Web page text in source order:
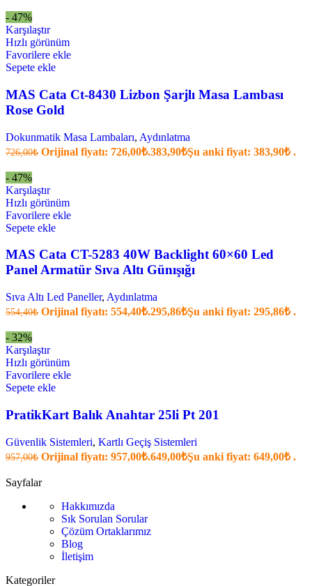
- 47%
Karşılaştır
Hızlı görünüm
Favorilere ekle
Sepete ekle
MAS Cata Ct-8430 Lizbon Şarjlı Masa Lambası
Rose Gold
Dokunmatik Masa Lambaları, Aydınlatma
726,00₺ Orijinal fiyatı: 726,00₺.383,90₺Şu anki fiyat: 383,90₺ .
- 47%
Karşılaştır
Hızlı görünüm
Favorilere ekle
Sepete ekle
MAS Cata CT-5283 40W Backlight 60×60 Led
Panel Armatür Sıva Altı Günışığı
Sıva Altı Led Paneller, Aydınlatma
554,40₺ Orijinal fiyatı: 554,40₺.295,86₺Şu anki fiyat: 295,86₺ .
- 32%
Karşılaştır
Hızlı görünüm
Favorilere ekle
Sepete ekle
PratikKart Balık Anahtar 25li Pt 201
Güvenlik Sistemleri, Kartlı Geçiş Sistemleri
957,00₺ Orijinal fiyatı: 957,00₺.649,00₺Şu anki fiyat: 649,00₺ .
Sayfalar
Hakkımızda
Sık Sorulan Sorular
Çözüm Ortaklarımız
Blog
İletişim
Kategoriler